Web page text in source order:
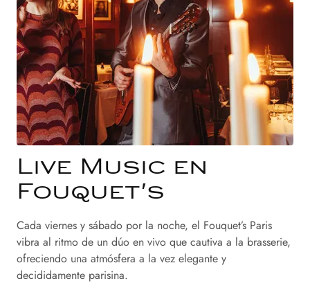
Live Music en
Fouquet's
Cada viernes y sábado por la noche, el Fouquet’s Paris
vibra al ritmo de un dúo en vivo que cautiva a la brasserie,
ofreciendo una atmósfera a la vez elegante y
decididamente parisina.